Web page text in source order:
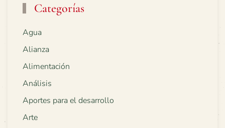
Categorías
Agua
Alianza
Alimentación
Análisis
Aportes para el desarrollo
Arte